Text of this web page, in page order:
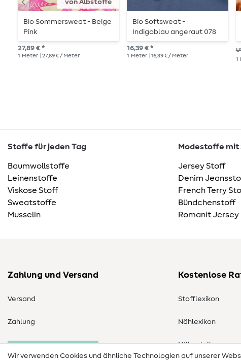
von Albstoffe
Bio Sommersweat - Beige
Pink
27,89 € *
1 Meter | 27,89 € / Meter
Bio Softsweat -
Indigoblau angeraut 078
16,39 € *
1 Meter | 16,39 € / Meter
1
Stoffe für jeden Tag
Baumwollstoffe
Leinenstoffe
Viskose Stoff
Sweatstoffe
Musselin
Modestoffe mit
Jersey Stoff
Denim
French Terry
Bündchenstoff
Romanit Jersey
Zahlung und Versand
Versand
Zahlung
Kostenlose
Stofflexikon
Nählexikon
Nähanleitungen
Wir verwenden Cookies und ähnliche Technologien auf unserer